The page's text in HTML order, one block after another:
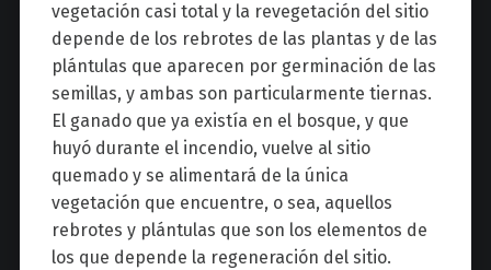
vegetación casi total y la revegetación del sitio
depende de los rebrotes de las plantas y de las
plántulas que aparecen por germinación de las
semillas, y ambas son particularmente tiernas.
El ganado que ya existía en el bosque, y que
huyó durante el incendio, vuelve al sitio
quemado y se alimentará de la única
vegetación que encuentre, o sea, aquellos
rebrotes y plántulas que son los elementos de
los que depende la regeneración del sitio.